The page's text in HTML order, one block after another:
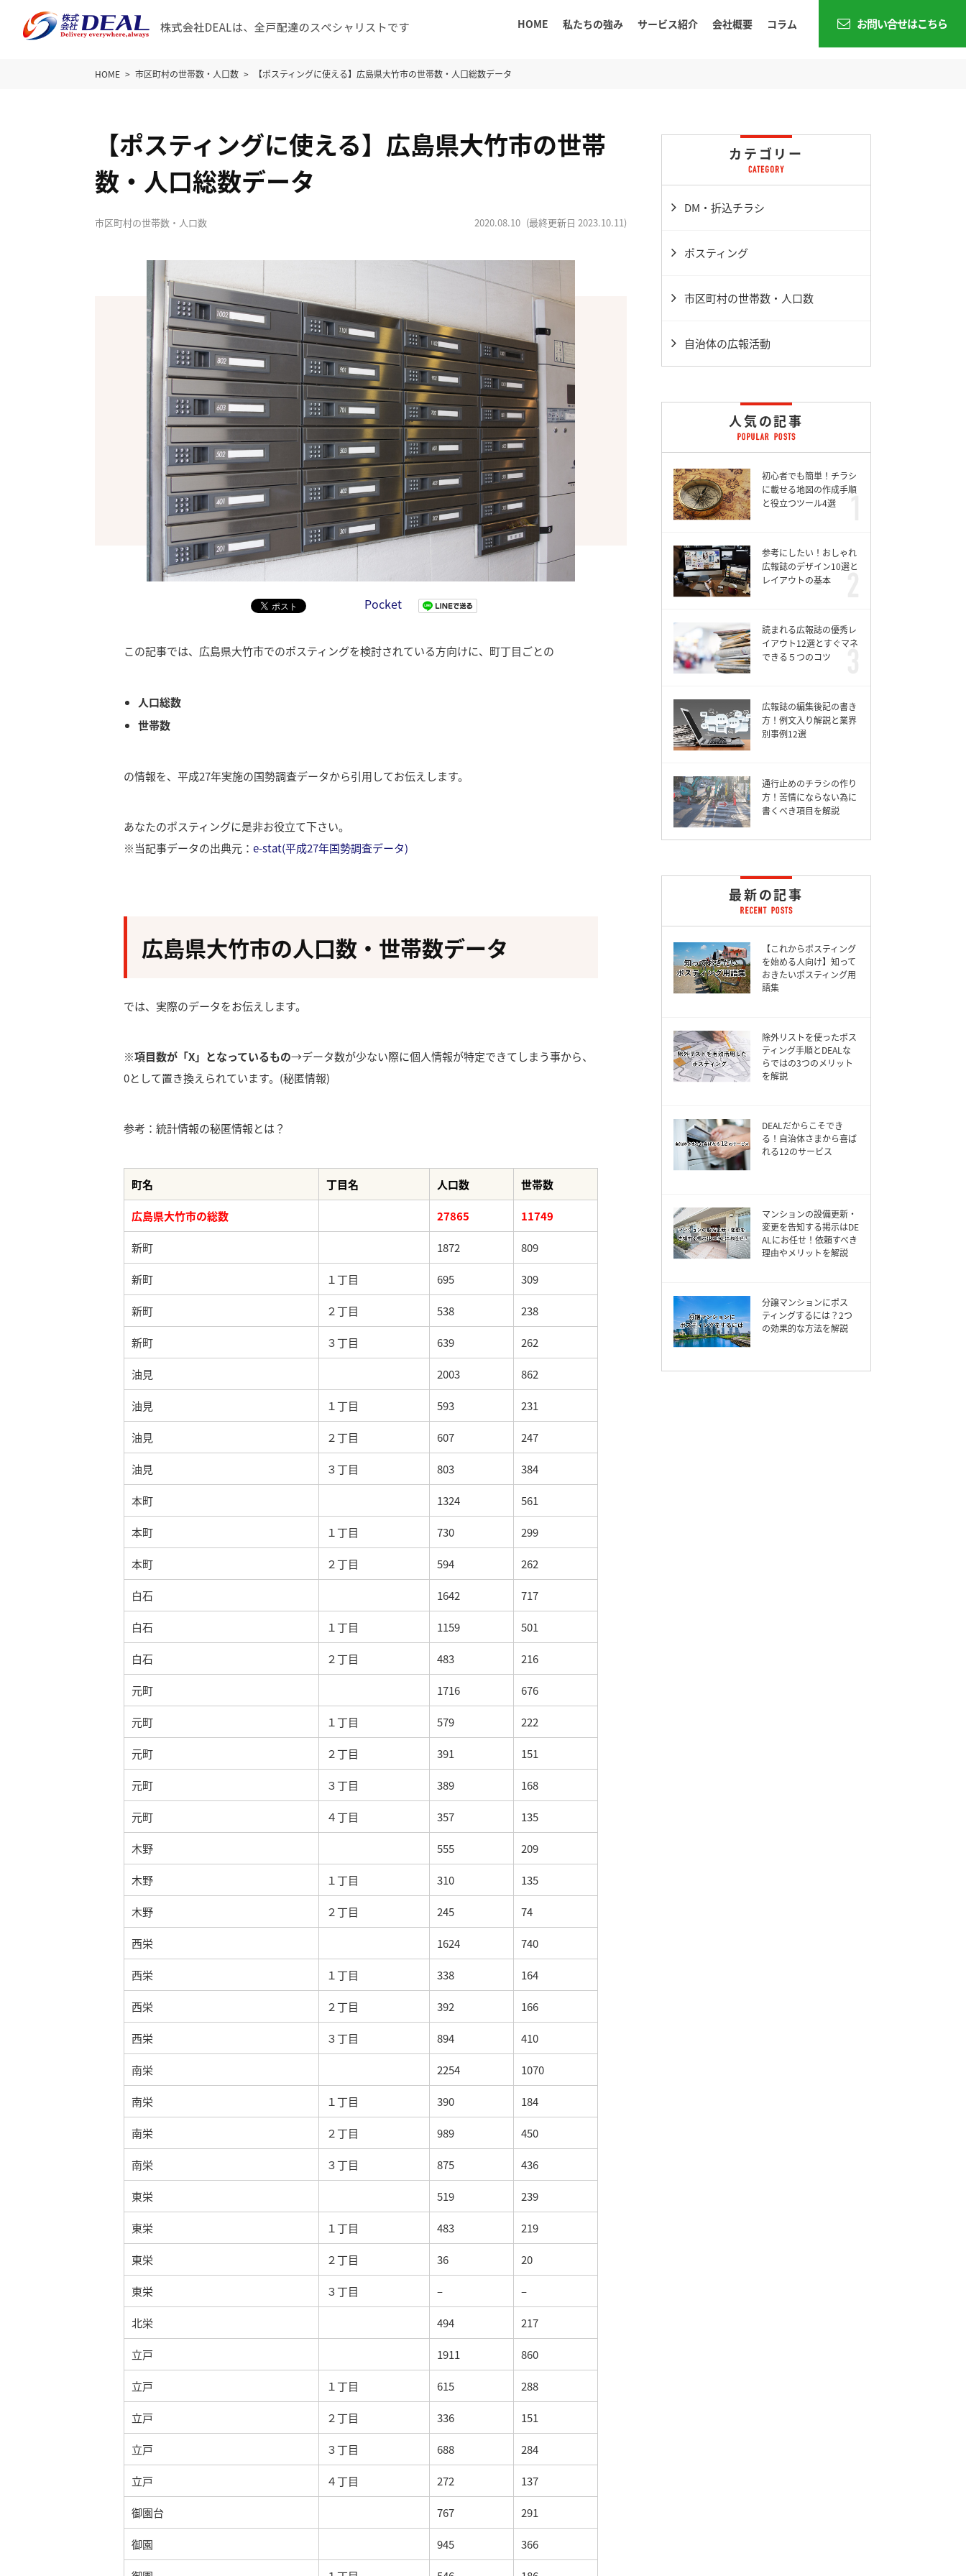
お問い合せはこちら
HOME 私たちの強み サービス紹介 会社概要 コラム
HOME 市区町村の世帯数・人口数 【ポスティングに使える】広島県大竹市の世帯数・人口総数データ
【ポスティングに使える】広島県大竹市の世帯
数・人口総数データ
市区町村の世帯数・人口数 2020.08.10 (最終更新日 2023.10.11)
Pocket
この記事では、広島県大竹市でのポスティングを検討されている方向けに、町丁目ごとの
人口総数
世帯数
の情報を、平成27年実施の国勢調査データから引用してお伝えします。
あなたのポスティングに是非お役立て下さい。
※当記事データの出典元： e-stat(平成27年国勢調査データ)
広島県大竹市の人口数・世帯数データ
では、実際のデータをお伝えします。
※項目数が「X」となっているもの→データ数が少ない際に個人情報が特定できてしまう事から、
0として置き換えられています。(秘匿情報)
参考：統計情報の秘匿情報とは？
町名 丁目名 人口数 世帯数
広島県大竹市の総数 27865 11749
新町 1872 809
新町 １丁目 695 309
新町 ２丁目 538 238
新町 ３丁目 639 262
油見 2003 862
油見 １丁目 593 231
油見 ２丁目 607 247
油見 ３丁目 803 384
本町 1324 561
本町 １丁目 730 299
本町 ２丁目 594 262
白石 1642 717
白石 １丁目 1159 501
白石 ２丁目 483 216
元町 1716 676
元町 １丁目 579 222
元町 ２丁目 391 151
元町 ３丁目 389 168
元町 ４丁目 357 135
木野 555 209
木野 １丁目 310 135
木野 ２丁目 245 74
西栄 1624 740
西栄 １丁目 338 164
西栄 ２丁目 392 166
西栄 ３丁目 894 410
南栄 2254 1070
南栄 １丁目 390 184
南栄 ２丁目 989 450
南栄 ３丁目 875 436
東栄 519 239
東栄 １丁目 483 219
東栄 ２丁目 36 20
東栄 ３丁目 – –
北栄 494 217
立戸 1911 860
立戸 １丁目 615 288
立戸 ２丁目 336 151
立戸 ３丁目 688 284
立戸 ４丁目 272 137
御園台 767 291
御園 945 366
カテゴリー
DM・折込チラシ
ポスティング
市区町村の世帯数・人口数
自治体の広報活動
人気の記事
初心者でも簡単！チラシ
に載せる地図の作成手順
と役立つツール4選
参考にしたい！おしゃれ
広報誌のデザイン10選と
レイアウトの基本
読まれる広報誌の優秀レ
イアウト12選とすぐマネ
できる５つのコツ
広報誌の編集後記の書き
方！例文入り解説と業界
別事例12選
通行止めのチラシの作り
方！苦情にならない為に
書くべき項目を解説
最新の記事
【これからポスティング
を始める人向け】知って
おきたいポスティング用
語集
除外リストを使ったポス
ティング手順とDEALな
らではの3つのメリット
を解説
DEALだからこそでき
る！自治体さまから喜ば
れる12のサービス
マンションの設備更新・
変更を告知する掲示はDE
ALにお任せ！依頼すべき
理由やメリットを解説
分譲マンションにポス
ティングするには？2つ
の効果的な方法を解説